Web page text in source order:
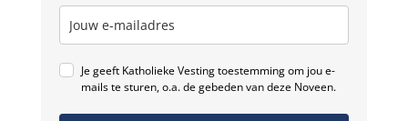
Je geeft Katholieke Vesting toestemming om jou e-
mails te sturen, o.a. de gebeden van deze Noveen.